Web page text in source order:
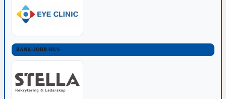
BANK-JOBB-HUS